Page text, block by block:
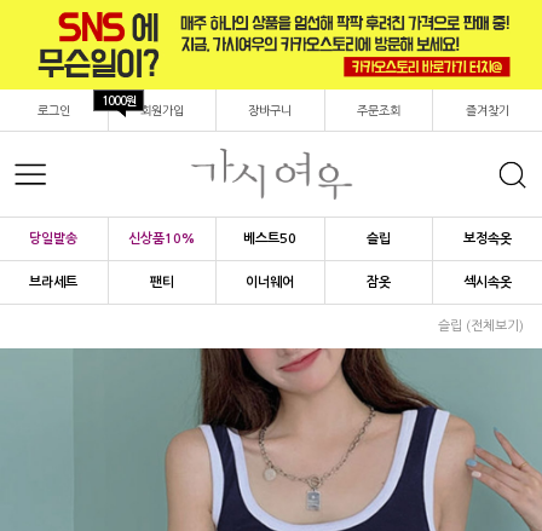
로그인 회원가입
1000원
장바구니 주문조회 즐겨찾기
당일발송 신상품10% 베스트50 슬립 보정속옷
브라세트 팬티 이너웨어 잠옷 섹시속옷
슬립 (전체보기)